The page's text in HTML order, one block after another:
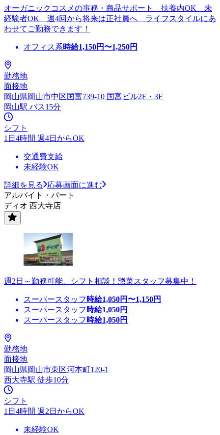
オーガニックコスメの事務・商品サポート 扶養内OK 未
経験者OK 週4回から将来は正社員へ ライフスタイルにあ
わせてご勤務できます！
オフィス系時給1,150円〜1,250円
勤務地
面接地
岡山県岡山市中区国富739-10 国富ビル2F・3F
岡山駅 バス15分
シフト
1日4時間 週4日からOK
交通費支給
未経験OK
詳細を見る
応募画面に進む
アルバイト・パート
ディオ 西大寺店
週2日～勤務可能、シフト相談！惣菜スタッフ募集中！
スーパースタッフ 時給1,050円〜1,150円
スーパースタッフ 時給1,050円
スーパースタッフ 時給1,050円
勤務地
面接地
岡山県岡山市東区河本町120-1
西大寺駅 徒歩10分
シフト
1日4時間 週2日からOK
未経験OK